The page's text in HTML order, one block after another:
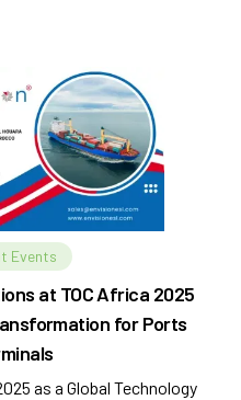
Events
at TOC Africa 2025
for Ports
as a Global Technology